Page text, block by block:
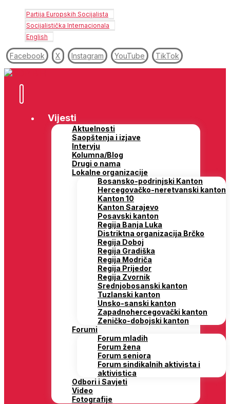
Partija Europskih Socijalista
Socijalistička Internacionala
English
Facebook X Instagram YouTube TikTok
Vijesti
Aktuelnosti
Saopštenja i izjave
Intervju
Kolumna/Blog
Drugi o nama
Lokalne organizacije
Bosansko-podrinjski Kanton
Hercegovačko-neretvanski kanton
Kanton 10
Kanton Sarajevo
Posavski kanton
Regija Banja Luka
Distriktna organizacija Brčko
Regija Doboj
Regija Gradiška
Regija Modriča
Regija Prijedor
Regija Zvornik
Srednjobosanski kanton
Tuzlanski kanton
Unsko-sanski kanton
Zapadnohercegovački kanton
Zeničko-dobojski kanton
Forumi
Forum mladih
Forum žena
Forum seniora
Forum sindikalnih aktivista i
aktivistica
Odbori i Savjeti
Video
Fotografije